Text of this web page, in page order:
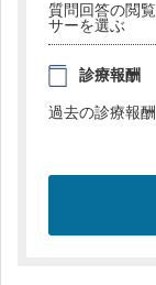
質問回答の閲
サーを選ぶ
診療報酬
過去の診療報